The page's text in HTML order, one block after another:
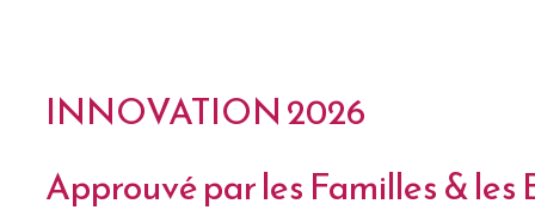
INNOVATION 2026
Approuvé par les Familles & les